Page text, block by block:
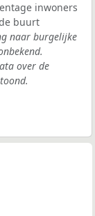
inwoners
buurt
naar burgelijke
over de